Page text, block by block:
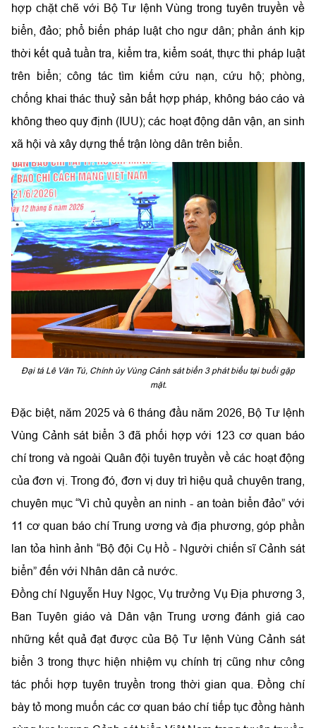
hợp chặt chẽ với Bộ Tư lệnh Vùng trong tuyên truyền về
biển, đảo; phổ biến pháp luật cho ngư dân; phản ánh kịp
thời kết quả tuần tra, kiểm tra, kiểm soát, thực thi pháp luật
trên biển; công tác tìm kiếm cứu nạn, cứu hộ; phòng,
chống khai thác thuỷ sản bất hợp pháp, không báo cáo và
không theo quy định (IUU); các hoạt động dân vận, an sinh
xã hội và xây dựng thế trận lòng dân trên biển.
Đại tá Lê Văn Tú, Chính ủy Vùng Cảnh sát biển 3 phát biểu tại buổi gặp
mặt.
Đặc biệt, năm 2025 và 6 tháng đầu năm 2026, Bộ Tư lệnh
Vùng Cảnh sát biển 3 đã phối hợp với 123 cơ quan báo
chí trong và ngoài Quân đội tuyên truyền về các hoạt động
của đơn vị. Trong đó, đơn vị duy trì hiệu quả chuyên trang,
chuyên mục “Vì chủ quyền an ninh - an toàn biển đảo” với
11 cơ quan báo chí Trung ương và địa phương, góp phần
lan tỏa hình ảnh “Bộ đội Cụ Hồ - Người chiến sĩ Cảnh sát
biển” đến với Nhân dân cả nước.
Đồng chí Nguyễn Huy Ngọc, Vụ trưởng Vụ Địa phương 3,
Ban Tuyên giáo và Dân vận Trung ương đánh giá cao
những kết quả đạt được của Bộ Tư lệnh Vùng Cảnh sát
biển 3 trong thực hiện nhiệm vụ chính trị cũng như công
tác phối hợp tuyên truyền trong thời gian qua. Đồng chí
bày tỏ mong muốn các cơ quan báo chí tiếp tục đồng hành